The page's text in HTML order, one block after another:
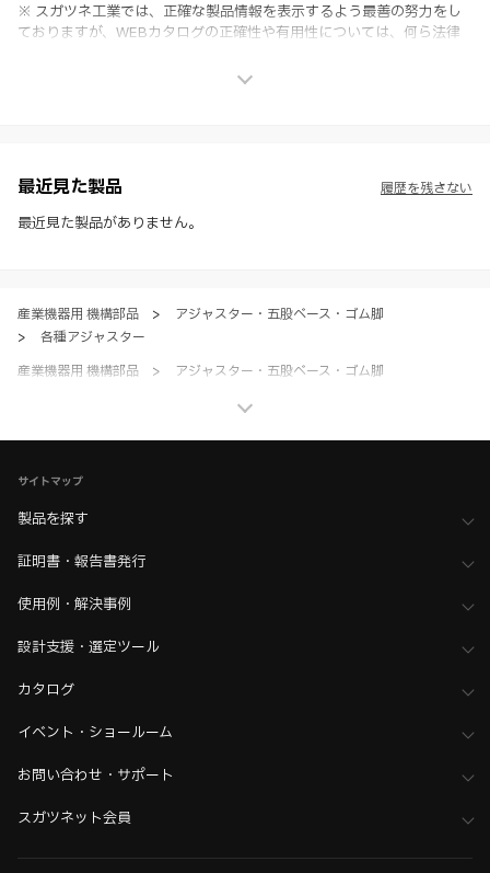
※ スガツネ工業では、正確な製品情報を表示するよう最善の努力をし
ておりますが、WEBカタログの正確性や有用性については、何ら法律
社製品の使用ご検討、又は販売促進目的の利用に限ります。
※ 本WEBサイト製品情報のご利用にあたっては、WEBサイト利用規
約、プライバシーポリシー、製品情報ガイドをご確認いただき、内容の
最近見た製品
最近見た製品がありません。
履歴を残さない
産業機器用 機構部品 >
アジャスター・五股ベース・ゴム脚
>
各種アジャスター
産業機器用 機構部品
>
アジャスター・五股ベース・ゴム脚
ホーム
>
>
食品機械をもっと使いやすく、もっと清潔に
サイトマップ
製品を探す
証明書・報告書発行
使用例・解決事例
設計支援・選定ツール
カタログ
イベント・ショールーム
お問い合わせ・サポート
スガツネット会員